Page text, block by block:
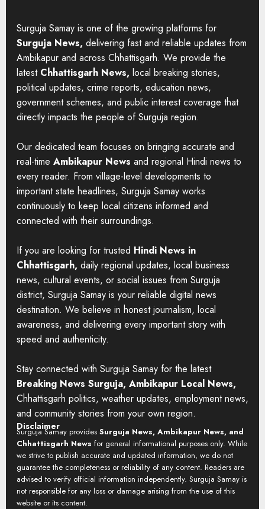
Surguja Samay is one of the growing platforms for
Surguja News, delivering fast and reliable updates from
Ambikapur and across Chhattisgarh. We provide the
latest Chhattisgarh News, local breaking stories,
political updates, crime reports, education news,
government schemes, and public interest coverage that
directly impacts the people of Surguja region.
Our dedicated team focuses on bringing accurate and
real-time Ambikapur News and regional Hindi news to
every reader. From village-level developments to
important state headlines, Surguja Samay works
continuously to keep local citizens informed and
connected with their surroundings.
If you are looking for trusted Hindi News in
Chhattisgarh, daily regional updates, local business
news, cultural events, or social issues from Surguja
district, Surguja Samay is your reliable digital news
destination. We believe in honest journalism, local
awareness, and delivering every important story with
speed and authenticity.
Stay connected with Surguja Samay for the latest
Breaking News Surguja, Ambikapur Local News,
Chhattisgarh politics, weather updates, employment news,
and community stories from your own region.
Disclaimer
Surguja Samay provides Surguja News, Ambikapur News, and
Chhattisgarh News for general informational purposes only. While
we strive to publish accurate and updated information, we do not
guarantee the completeness or reliability of any content. Readers are
advised to verify official information independently. Surguja Samay is
not responsible for any loss or damage arising from the use of this
website or its content.